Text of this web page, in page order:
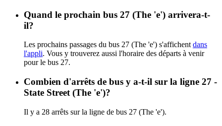
Quand le prochain bus 27 (The 'e') arrivera-t-
il?
Les prochains passages du bus 27 (The 'e') s'affichent dans
l'appli. Vous y trouverez aussi l'horaire des départs à venir
pour le bus 27.
Combien d'arrêts de bus y a-t-il sur la ligne 27 -
State Street (The 'e')?
Il y a 28 arrêts sur la ligne de bus 27 (The 'e').